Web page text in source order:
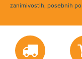
zanimivostih, posebnih